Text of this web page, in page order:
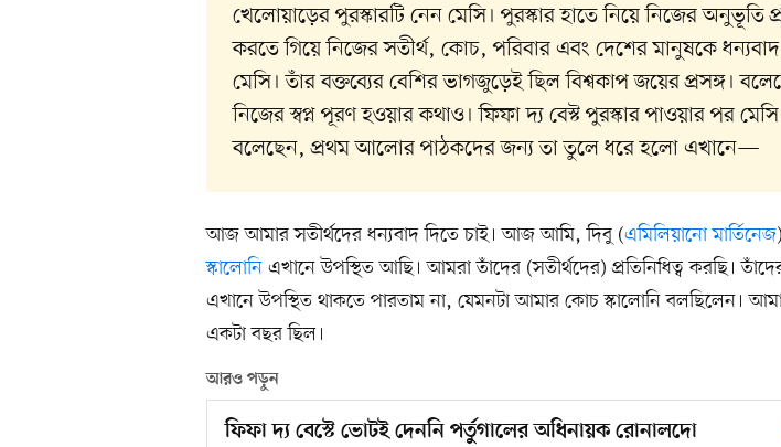
খেলোয়াড়ের পুরস্কারটি নেন মেসি। পুরস্কার হাতে নিয়ে নিজের অনুভূতি
করতে গিয়ে নিজের সতীর্থ, কোচ, পরিবার এবং দেশের মানুষকে
মেসি। তাঁর বক্তব্যের বেশির ভাগজুড়েই ছিল বিশ্বকাপ জয়ের প্রসঙ্গ।
নিজের স্বপ্ন পূরণ হওয়ার কথাও। ফিফা দ্য বেস্ট পুরস্কার পাওয়ার পর
বলেছেন, প্রথম আলোর পাঠকদের জন্য তা তুলে ধরে হলো এখানে—
আজ আমার সতীর্থদের ধন্যবাদ দিতে চাই। আজ আমি, দিবু (এমিলিয়ানো মার্তিনেজ
স্কালোনি এখানে উপস্থিত আছি। আমরা তাঁদের (সতীর্থদের) প্রতিনিধিত্ব করছি।
এখানে উপস্থিত থাকতে পারতাম না, যেমনটা আমার কোচ স্কালোনি বলছিলেন।
একটা বছর ছিল।
আরও পড়ুন
ফিফা দ্য বেস্টে ভোটই দেননি পর্তুগালের অধিনায়ক রোনালদো